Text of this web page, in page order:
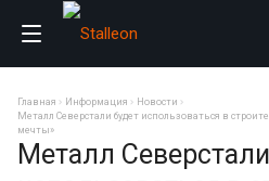
Главная Информация
Новости
Металл Северстали будет использоваться в
мечты»
Металл